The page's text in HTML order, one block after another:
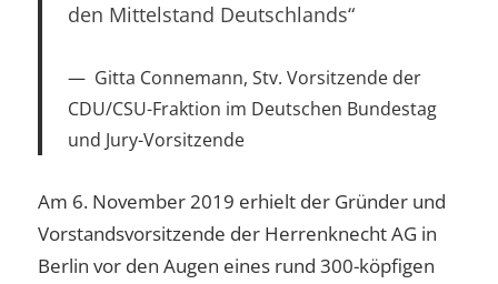
den Mittelstand Deutschlands“
Gitta Connemann, Stv. Vorsitzende der
CDU/CSU-Fraktion im Deutschen Bundestag
und Jury-Vorsitzende
Am 6. November 2019 erhielt der Gründer und
Vorstandsvorsitzende der Herrenknecht AG in
Berlin vor den Augen eines rund 300-köpfigen